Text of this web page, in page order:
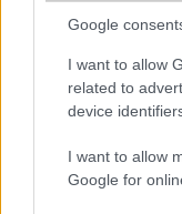
Google
I want to allow
related to
device
I want to allow
Google for
nyelvet. Ugyan a
használom és
készülékeire.